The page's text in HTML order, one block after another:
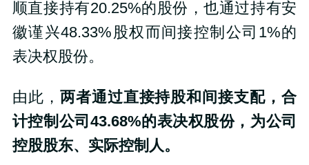
顺直接持有20.25%的股份，也通过持有安
徽谨兴48.33%股权而间接控制公司1%的
表决权股份。
由此， 两者通过直接持股和间接支配，合
计控制公司43.68%的表决权股份，为公司
控股股东、实际控制人。